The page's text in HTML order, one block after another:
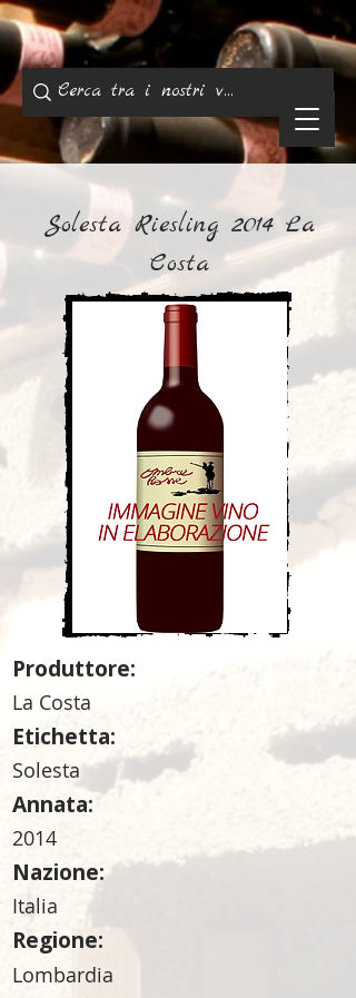
Solesta Riesling 2014 La
Costa
Produttore:
La Costa
Etichetta:
Solesta
Annata:
2014
Nazione:
Italia
Regione:
Lombardia